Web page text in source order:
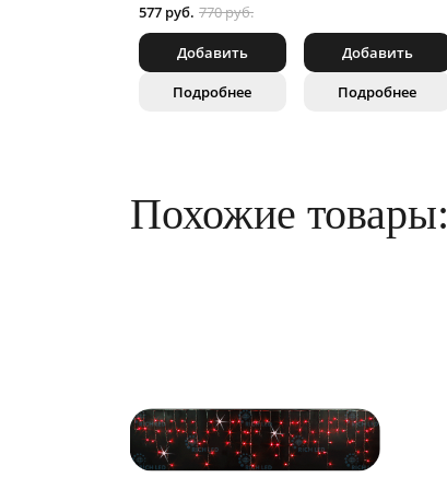
577 руб. 770 руб.
Добавить
Подробнее
Добавить
Подробнее
Похожие товары: